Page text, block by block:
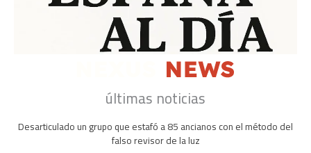
últimas noticias
Desarticulado un grupo que estafó a 85 ancianos con el método del
falso revisor de la luz